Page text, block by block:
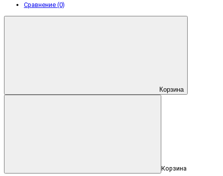
Сравнение (0)
Корзина
Корзина